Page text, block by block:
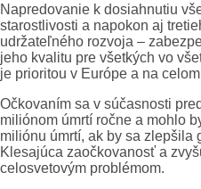
Napredovanie k dosiahnutiu
starostlivosti a napokon aj
udržateľného rozvoja –
jeho kvalitu pre všetkých vo
je prioritou v Európe a na
Očkovaním sa v súčasnosti
miliónom úmrtí ročne a mohlo
miliónu úmrtí, ak by sa zlepšila
Klesajúca zaočkovanosť a
celosvetovým problémom.